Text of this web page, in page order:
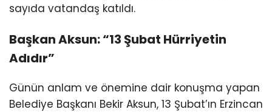
sayıda vatandaş katıldı.
Başkan Aksun: “13 Şubat Hürriyetin
Adıdır”
Günün anlam ve önemine dair konuşma yapan
Belediye Başkanı Bekir Aksun, 13 Şubat’ın Erzincan